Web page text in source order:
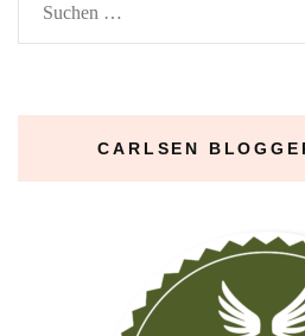
Suchen
nach:
CARLSEN